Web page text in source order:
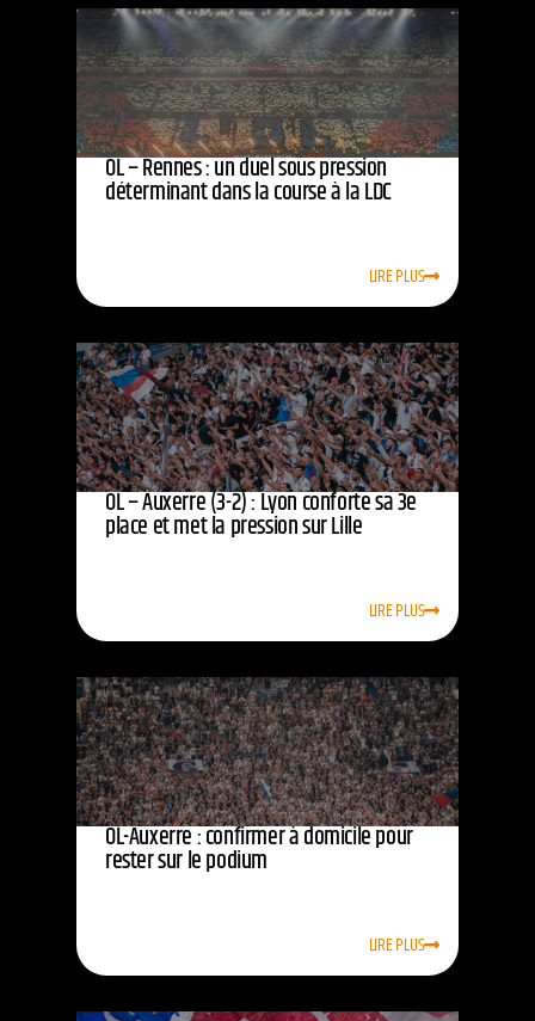
OL – Rennes : un duel sous pression
déterminant dans la course à la LDC
LIRE PLUS
OL – Auxerre (3-2) : Lyon conforte sa 3e
place et met la pression sur Lille
LIRE PLUS
OL-Auxerre : confirmer à domicile pour
rester sur le podium
LIRE PLUS